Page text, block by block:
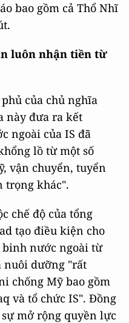
bao gồm cả Thổ Nhĩ
luôn nhận tiền từ
của chủ nghĩa
này đưa ra kết
ngoài của IS đã
lồ từ một số
vận chuyển, tuyển
trọng khác".
chế độ của tổng
tạo điều kiện cho
nước ngoài từ
nuôi dưỡng "rất
chống Mỹ bao gồm
và tổ chức IS". Đồng
mở rộng quyền lực